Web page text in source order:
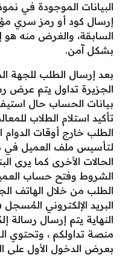
البيانات الموجودة في
إرسال كود أو رمز سري
السابقة، والغرض منه
بشكل آمن.
بعد إرسال الطلب للجهة
الجزيرة تداول يتم عرض
بيانات الحساب حال
تأكيد استلام الطلاب
الطلب خارج أوقات الدوام
لتأسيس ملف العميل
الحالات الأخرى كما يرى
الشروط وفتح حساب
الطلب من خلال الهاتف
البريد الإلكتروني
النهاية يتم إرسال رسالة
منصة تداولكم ، وتحتوي
بعرض الدخول الأول على